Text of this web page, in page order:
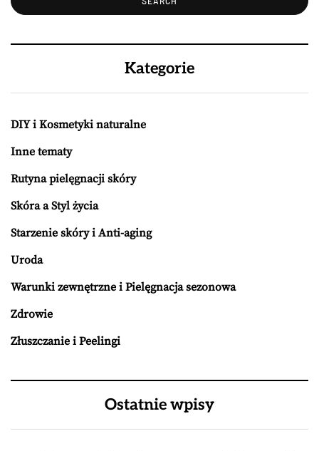
Kategorie
DIY i Kosmetyki naturalne
Inne tematy
Rutyna pielęgnacji skóry
Skóra a Styl życia
Starzenie skóry i Anti-aging
Uroda
Warunki zewnętrzne i Pielęgnacja sezonowa
Zdrowie
Złuszczanie i Peelingi
Ostatnie wpisy